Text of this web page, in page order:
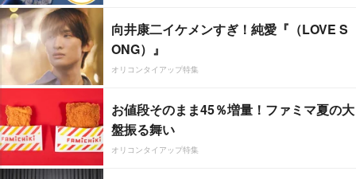
向井康二イケメンすぎ！純愛『（LOVE S
ONG）』
オリコンタイアップ特集
お値段そのまま45％増量！ファミマ夏の大
盤振る舞い
オリコンタイアップ特集